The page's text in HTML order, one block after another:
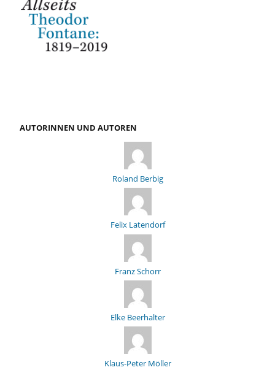
AUTORINNEN UND AUTOREN
Roland Berbig
Felix Latendorf
Franz Schorr
Elke Beerhalter
Klaus-Peter Möller